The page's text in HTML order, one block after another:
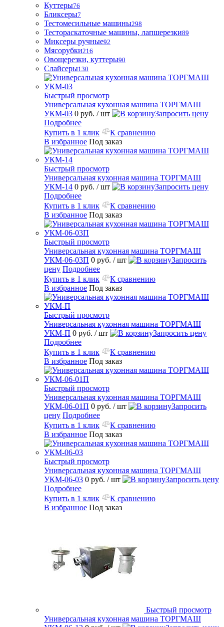
Куттеры76
Бликсеры7
Тестомесильные машины298
Тестораскаточные машины, лапшерезки89
Миксеры ручные92
Мясорубки216
Овощерезки, куттеры90
Слайсеры130
Быстрый просмотр
Универсальная кухонная машина ТОРГМАШ
УКМ-03 0 руб. / шт
Запросить цену
Подробнее
Купить в 1 клик
К сравнению
В избранное Под заказ
Быстрый просмотр
Универсальная кухонная машина ТОРГМАШ
УКМ-14 0 руб. / шт
Запросить цену
Подробнее
Купить в 1 клик
К сравнению
В избранное Под заказ
Быстрый просмотр
Универсальная кухонная машина ТОРГМАШ
УКМ-06-03П 0 руб. / шт
Запросить
цену Подробнее
Купить в 1 клик
К сравнению
В избранное Под заказ
Быстрый просмотр
Универсальная кухонная машина ТОРГМАШ
УКМ-П 0 руб. / шт
Запросить цену
Подробнее
Купить в 1 клик
К сравнению
В избранное Под заказ
Быстрый просмотр
Универсальная кухонная машина ТОРГМАШ
УКМ-06-01П 0 руб. / шт
Запросить
цену Подробнее
Купить в 1 клик
К сравнению
В избранное Под заказ
Быстрый просмотр
Универсальная кухонная машина ТОРГМАШ
УКМ-06-03 0 руб. / шт
Запросить цену
Подробнее
Купить в 1 клик
К сравнению
В избранное Под заказ
Быстрый просмотр
Универсальная кухонная машина ТОРГМАШ